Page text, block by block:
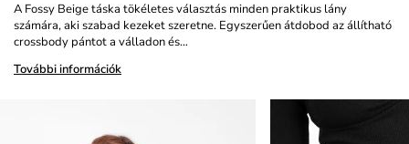
A Fossy Beige táska tökéletes választás minden praktikus lány
számára, aki szabad kezeket szeretne. Egyszerűen átdobod az állítható
crossbody pántot a válladon és…
További információk